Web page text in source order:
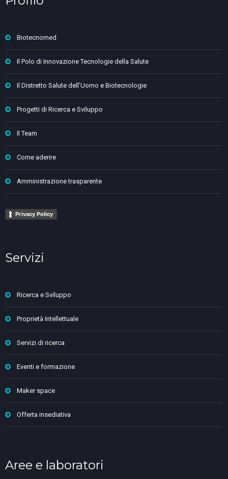
Biotecnomed
Il Polo di Innovazione Tecnologie della Salute
Il Distretto Salute dell’Uomo e Biotecnologie
Progetti di Ricerca e Sviluppo
Il Team
Come aderire
Amministrazione trasparente
Privacy Policy
Servizi
Ricerca e Sviluppo
Proprietà Intellettuale
Servizi di ricerca
Eventi e formazione
Maker space
Offerta insediativa
Aree e laboratori